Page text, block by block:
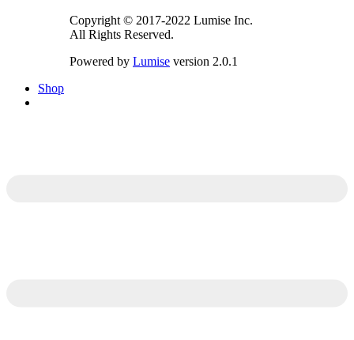
Copyright © 2017-2022 Lumise Inc.
All Rights Reserved.
Powered by Lumise version 2.0.1
Shop